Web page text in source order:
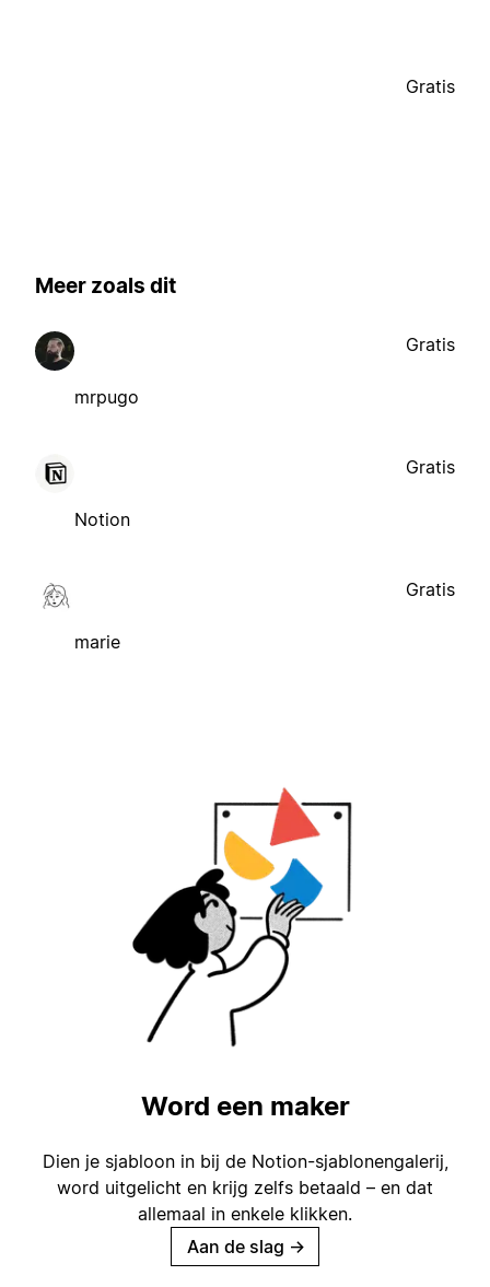
Gratis
Meer zoals dit
mrpugo
Gratis
Notion
Gratis
marie
Gratis
Word een maker
Dien je sjabloon in bij de Notion-sjablonengalerij,
word uitgelicht en krijg zelfs betaald – en dat
allemaal in enkele klikken.
Aan de slag →